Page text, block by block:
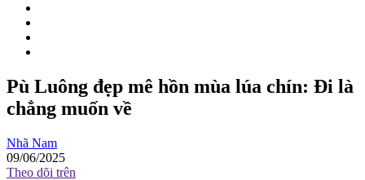
Pù Luông đẹp mê hồn mùa lúa chín: Đi là
chẳng muốn về
Nhã Nam
09/06/2025
Theo dõi trên